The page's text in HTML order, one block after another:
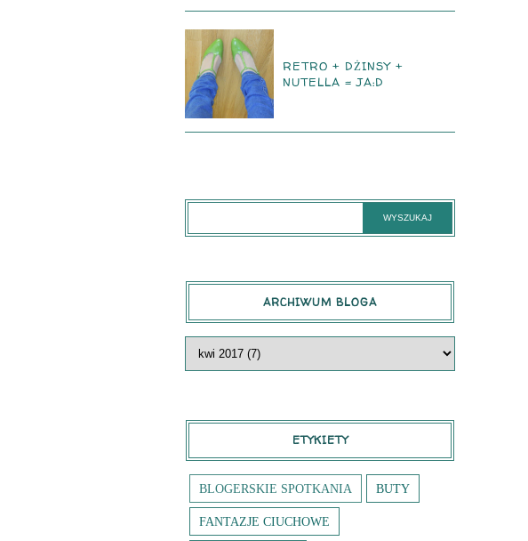
RETRO + DŻINSY +
NUTELLA = JA:D
ARCHIWUM BLOGA
ETYKIETY
BLOGERSKIE SPOTKANIA BUTY
FANTAZJE CIUCHOWE